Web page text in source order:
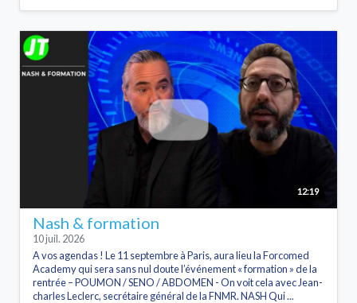
12:19
Nash & formation
10 juil. 2026
A vos agendas ! Le 11 septembre à Paris, aura lieu la Forcomed
Academy qui sera sans nul doute l’événement « formation » de la
rentrée – POUMON / SENO / ABDOMEN - On voit cela avec Jean-
charles Leclerc, secrétaire général de la FNMR. NASH Qui ...